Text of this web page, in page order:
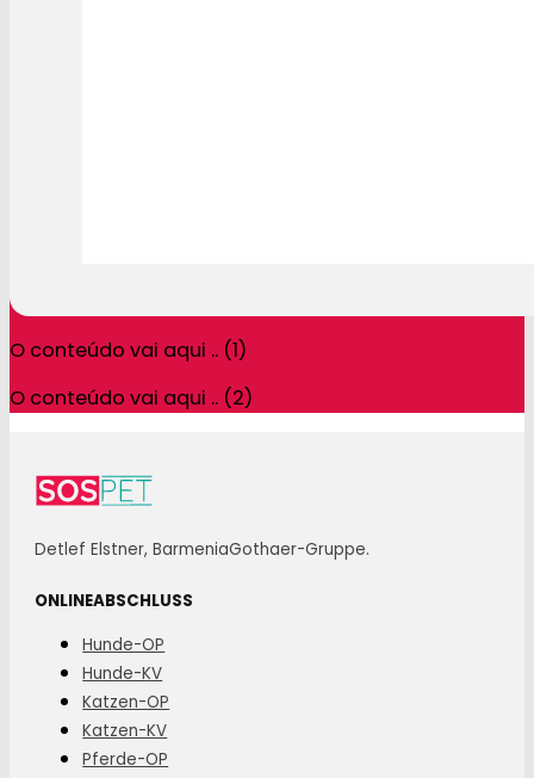
O conteúdo vai aqui .. (1)
O conteúdo vai aqui .. (2)
Detlef Elstner, BarmeniaGothaer-Gruppe.
ONLINEABSCHLUSS
Hunde-OP
Hunde-KV
Katzen-OP
Katzen-KV
Pferde-OP